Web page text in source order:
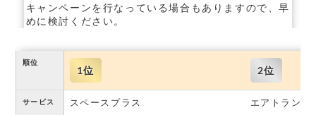
キャンペーンを行なっている場合もありますので、早
めに検討ください。
順位
1位 2位
サービス スペースプラス エアトランク